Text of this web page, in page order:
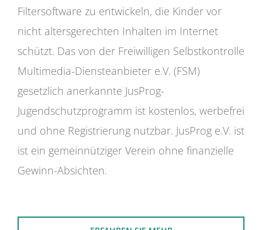
Filtersoftware zu entwickeln, die Kinder vor
nicht altersgerechten Inhalten im Internet
schützt. Das von der Freiwilligen Selbstkontrolle
Multimedia-Diensteanbieter e.V. (FSM)
gesetzlich anerkannte JusProg-
Jugendschutzprogramm ist kostenlos, werbefrei
und ohne Registrierung nutzbar. JusProg e.V. ist
ist ein gemeinnütziger Verein ohne finanzielle
Gewinn-Absichten.